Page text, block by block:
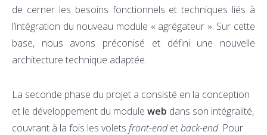
de cerner les besoins fonctionnels et techniques liés à
l’intégration du nouveau module « agrégateur ». Sur cette
base, nous avons préconisé et défini une nouvelle
architecture technique adaptée.
La seconde phase du projet a consisté en la conception
et le développement du module web dans son intégralité,
couvrant à la fois les volets front-endetback-end. Pour